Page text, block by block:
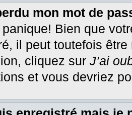
mon mot de
Bien que
il peut toutefois
cliquez sur J’ai
et vous devriez